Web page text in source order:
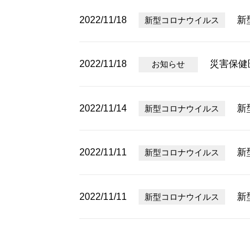
2022/11/18 新型コロナウイルス 新
2022/11/18 お知らせ 災害保
2022/11/14 新型コロナウイルス 新
2022/11/11 新型コロナウイルス 新
2022/11/11 新型コロナウイルス 新